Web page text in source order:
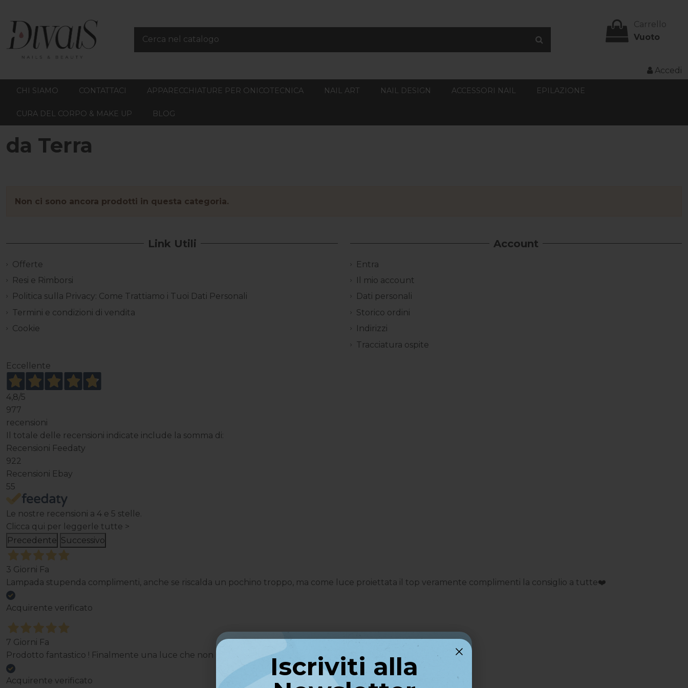
Carrello
Vuoto
Accedi
CHI SIAMO CONTATTACI APPARECCHIATURE PER ONICOTECNICA NAIL ART NAIL DESIGN ACCESSORI NAIL EPILAZIONE
CURA DEL CORPO & MAKE UP BLOG
da Terra
Non ci sono ancora prodotti in questa categoria.
Link Utili
Offerte
Resi e Rimborsi
Politica sulla Privacy: Come Trattiamo i Tuoi Dati Personali
Termini e condizioni di vendita
Cookie
Account
Entra
Il mio account
Dati personali
Storico ordini
Indirizzi
Tracciatura ospite
Eccellente
4,8/5
977
recensioni
Il totale delle recensioni indicate include la somma di:
Recensioni Feedaty
922
Recensioni Ebay
55
Le nostre recensioni a 4 e 5 stelle.
Clicca qui per leggerle tutte >
Precedente Successivo
3 Giorni Fa
Lampada stupenda complimenti, anche se riscalda un pochino troppo, ma come luce proiettata il top veramente complimenti la consiglio a tutte❤️
Acquirente verificato
7 Giorni Fa
Prodotto fantastico ! Finalmente una luce che non mi stanca gli occhi ! Consiglio assolutamente l acquisto!
Acquirente verificato
Iscriviti alla
Iscriviti alla